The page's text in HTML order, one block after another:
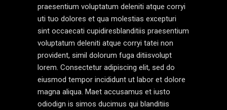
praesentium voluptatum deleniti atque corryi
uti tuo dolores et qua molestias excepturi
sint occaecati cupidiresblanditiis praesentium
voluptatum deleniti atque corryi tatei non
provident, simil dolorum fuga ditiisvolupt
lorem. Consectetur adipiscing elit, sed do
eiusmod tempor incididunt ut labor et dolore
magna aliqua. Maet accusamus et iusto
odiodign is simos ducimus qui blanditiis